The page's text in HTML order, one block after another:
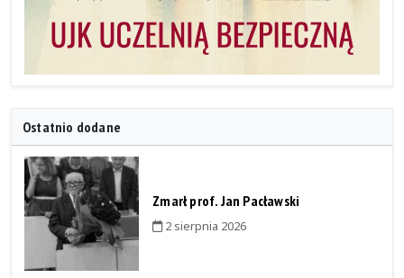
Ostatnio dodane
Zmarł prof. Jan Pacławski
2 sierpnia 2026